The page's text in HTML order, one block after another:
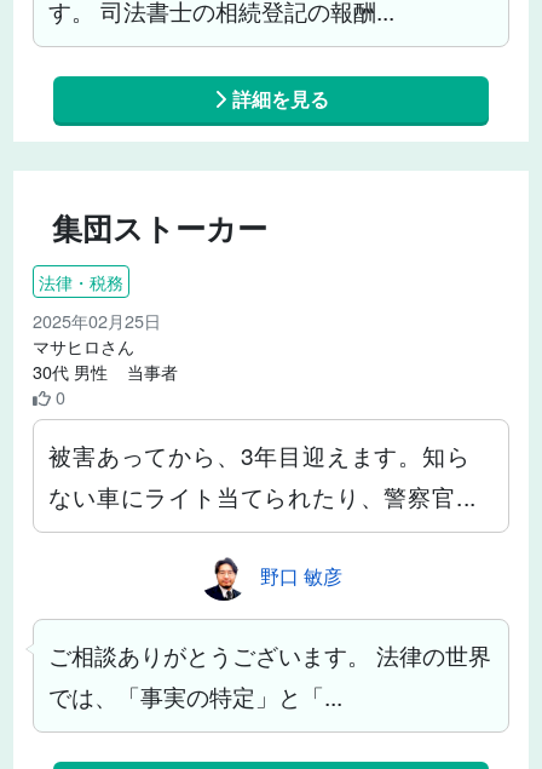
す。 司法書士の相続登記の報酬...
詳細を見る
集団ストーカー
法律・税務
2025年02月25日
マサヒロさん
30代 男性 当事者
0
被害あってから、3年目迎えます。知ら
ない車にライト当てられたり、警察官...
野口 敏彦
ご相談ありがとうございます。 法律の世界
では、「事実の特定」と「...